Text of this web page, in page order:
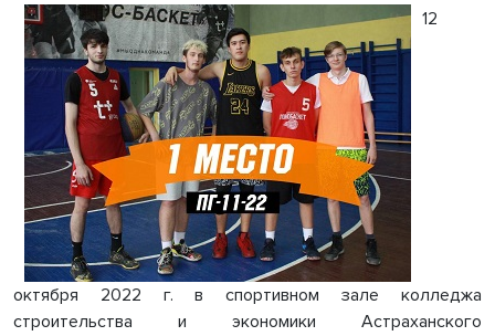
12
октября 2022 г. в спортивном зале колледжа
строительства и экономики Астраханского